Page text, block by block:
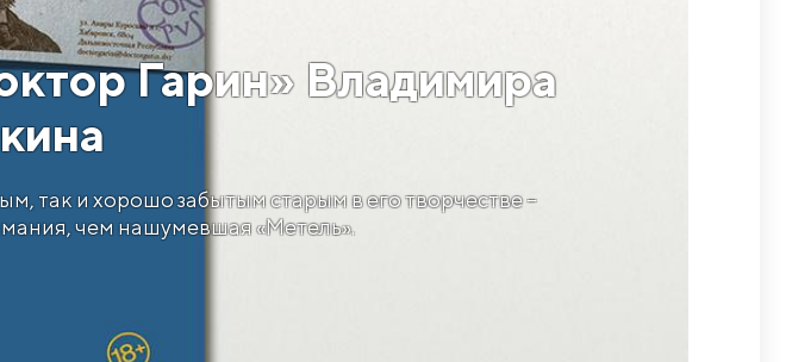
Гарин» Владимира
так и хорошо забытым старым в его творчестве –
чем нашумевшая «Метель».